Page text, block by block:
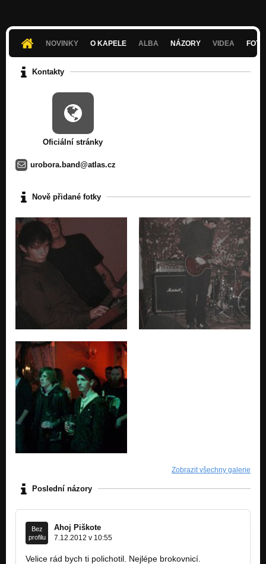
NOVINKY O KAPELE ALBA NÁZORY VIDEA
Kontakty
Oficiální stránky
urobora.band@atlas.cz
Nově přidané fotky
Zobrazit všechny galerie
Poslední názory
Bez
profilu
Ahoj Piškote
7.12.2012 v 10:55
Velice rád bych ti polichotil. Nejlépe brokovnicí.